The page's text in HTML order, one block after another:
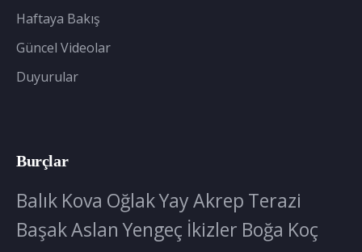
Haftaya Bakış
Güncel Videolar
Duyurular
Burçlar
Balık Kova OğlakYayAkrep Terazi
BaşakAslan Yengeç İkizler Boğa Koç